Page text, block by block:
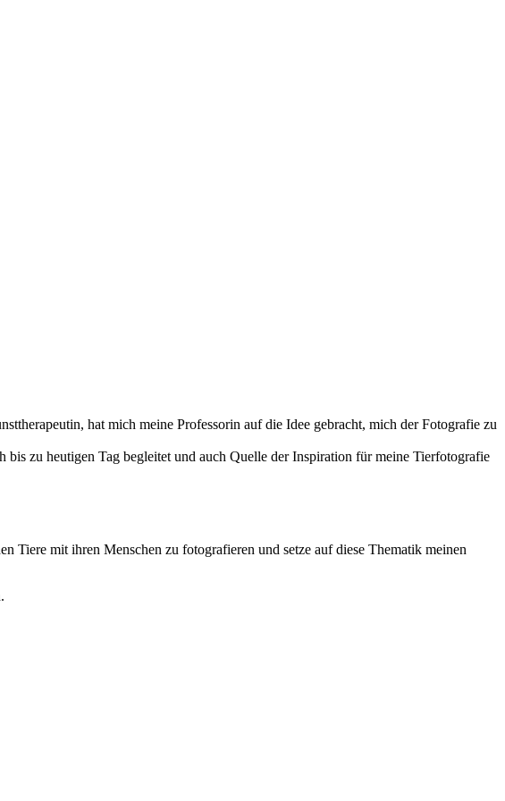
hat mich meine Professorin auf die Idee gebracht, mich der Fotografie zu
zu heutigen Tag begleitet und auch Quelle der Inspiration für meine Tierfotografie
Tiere mit ihren Menschen zu fotografieren und setze auf diese Thematik meinen